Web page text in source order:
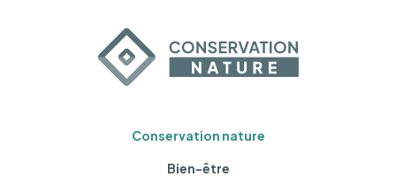
Conservation nature
Bien-être